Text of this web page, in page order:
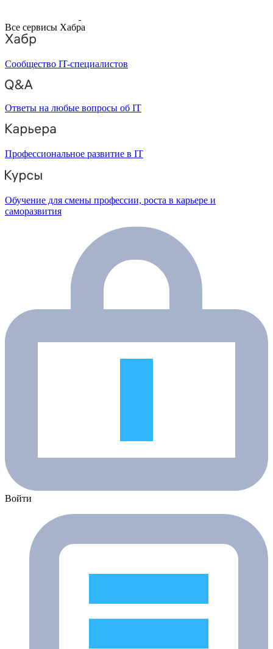
Все сервисы Хабра
Сообщество IT-специалистов
Ответы на любые вопросы об IT
Профессиональное развитие в IT
Обучение для смены профессии, роста в карьере и
саморазвития
Войти